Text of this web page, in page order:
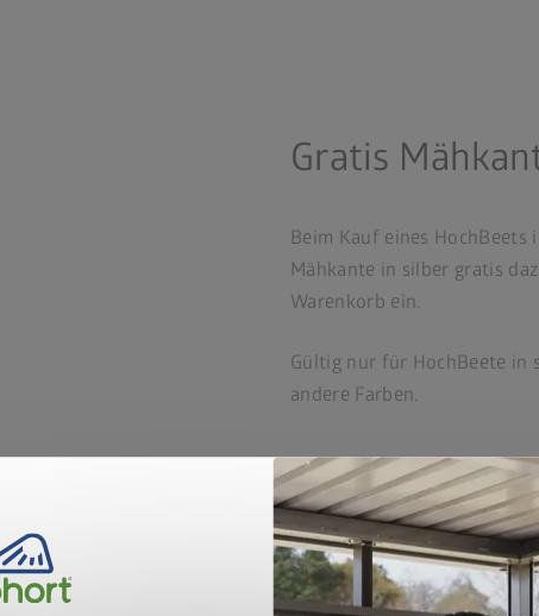
Gratis
Beim Kauf eines
Mähkante in silber gratis
Warenkorb ein.
Gültig nur für HochBeete in
andere Farben.
Grundausstattung Zubehör Service